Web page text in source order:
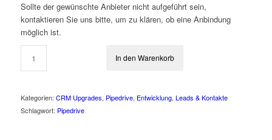
Sollte der gewünschte Anbieter nicht aufgeführt sein,
kontaktieren Sie uns bitte, um zu klären, ob eine Anbindung
möglich ist.
In den Warenkorb
Kategorien: CRM Upgrades, Pipedrive, Entwicklung, Leads & Kontakte
Schlagwort: Pipedrive